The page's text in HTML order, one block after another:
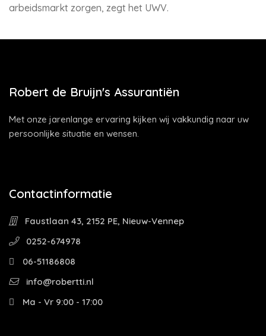
arbeidsmarkt zorgen, zegt het UWV.
Robert de Bruijn's Assurantiën
Met onze jarenlange ervaring kijken wij vakkundig naar uw
persoonlijke situatie en wensen.
Contactinformatie
Faustlaan 43, 2152 PE, Nieuw-Vennep
0252-674978
06-51186808
info@robertti.nl
Ma - Vr 9:00 - 17:00